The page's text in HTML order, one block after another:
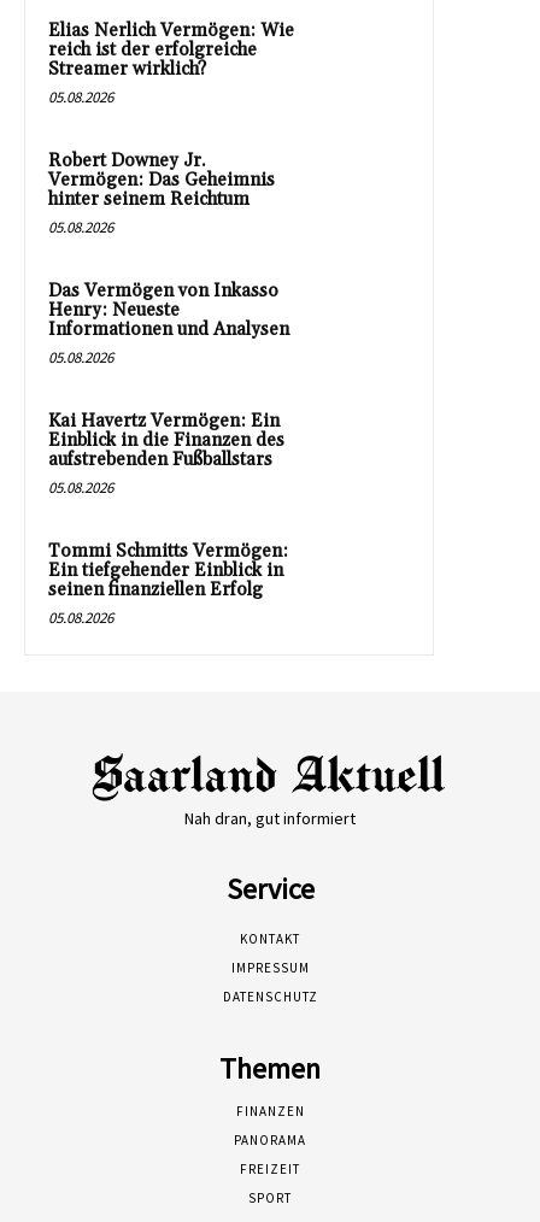
Elias Nerlich Vermögen: Wie
reich ist der erfolgreiche
Streamer wirklich?
05.08.2026
Robert Downey Jr.
Vermögen: Das Geheimnis
hinter seinem Reichtum
05.08.2026
Das Vermögen von Inkasso
Henry: Neueste
Informationen und Analysen
05.08.2026
Kai Havertz Vermögen: Ein
Einblick in die Finanzen des
aufstrebenden Fußballstars
05.08.2026
Tommi Schmitts Vermögen:
Ein tiefgehender Einblick in
seinen finanziellen Erfolg
05.08.2026
Nah dran, gut informiert
Service
KONTAKT
IMPRESSUM
DATENSCHUTZ
Themen
FINANZEN
PANORAMA
FREIZEIT
SPORT